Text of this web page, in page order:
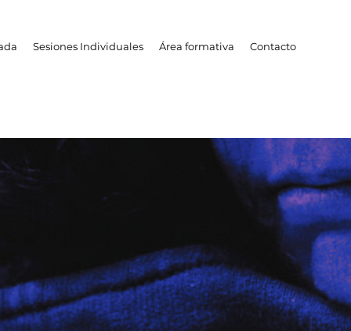
Sesiones Individuales Área formativa Contacto